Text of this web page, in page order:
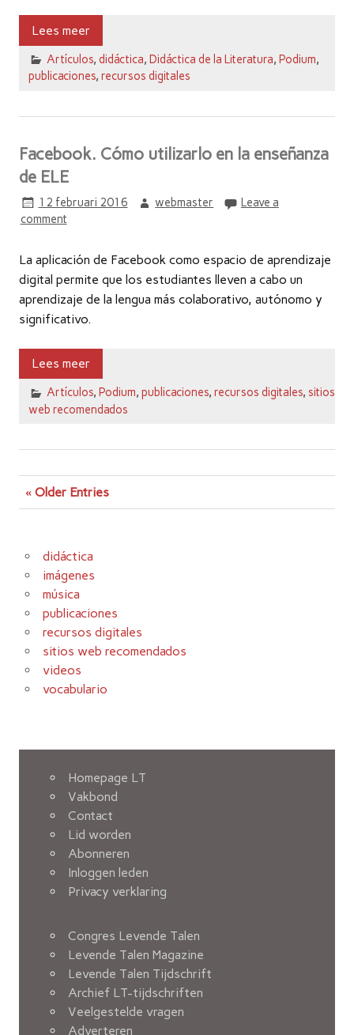
Lees meer
Artículos, didáctica, Didáctica de la Literatura, Podium,
publicaciones, recursos digitales
Facebook. Cómo utilizarlo en la enseñanza
de ELE
12 februari 2016 webmaster
Leave a
comment
La aplicación de Facebook como espacio de aprendizaje
digital permite que los estudiantes lleven a cabo un
aprendizaje de la lengua más colaborativo, autónomo y
significativo.
Lees meer
Artículos, Podium, publicaciones, recursos digitales, sitios
web recomendados
« Older Entries
didáctica
imágenes
música
publicaciones
recursos digitales
sitios web recomendados
videos
vocabulario
Homepage LT
Vakbond
Contact
Lid worden
Abonneren
Inloggen leden
Privacy verklaring
Congres Levende Talen
Levende Talen Magazine
Levende Talen Tijdschrift
Archief LT-tijdschriften
Veelgestelde vragen
Adverteren